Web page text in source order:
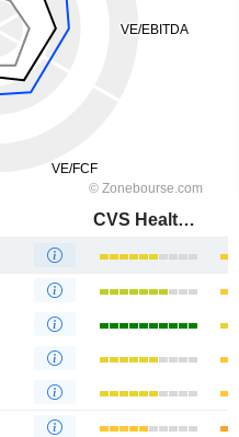
CVS Health Corporation